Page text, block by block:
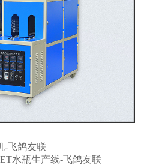
-飞鸽友联
水瓶生产线-飞鸽友联